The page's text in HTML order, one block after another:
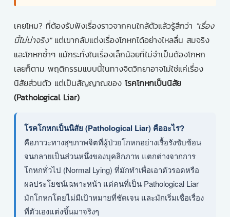
เคยไหม? ที่ต้องรับฟังเรื่องราวจากคนใกล้ตัวแล้วรู้สึกว่า "เรื่อง
นี้ไม่น่าจริง"แต่เขากลับแต่งเรื่องโกหกได้อย่างไหลลื่น สมจริง
และโกหกซ้ำๆ แม้กระทั่งในเรื่องเล็กน้อยที่ไม่จำเป็นต้องโกหก
เลยก็ตาม พฤติกรรมแบบนี้ในทางจิตวิทยาอาจไม่ใช่แค่เรื่อง
นิสัยส่วนตัว แต่เป็นสัญญาณของ โรคโกหกเป็นนิสัย
(Pathological Liar)
โรคโกหกเป็นนิสัย (Pathological Liar) คืออะไร?
คือภาวะทางสุขภาพจิตที่ผู้ป่วยโกหกอย่างเรื้อรังซับซ้อน
จนกลายเป็นส่วนหนึ่งของบุคลิกภาพ แตกต่างจากการ
โกหกทั่วไป (Normal Lying) ที่มักทำเพื่อเอาตัวรอดหรือ
ผลประโยชน์เฉพาะหน้า แต่คนที่เป็น Pathological Liar
มักโกหกโดยไม่มีเป้าหมายที่ชัดเจน และมักเริ่มเชื่อเรื่อง
ที่ตัวเองแต่งขึ้นมาจริงๆ